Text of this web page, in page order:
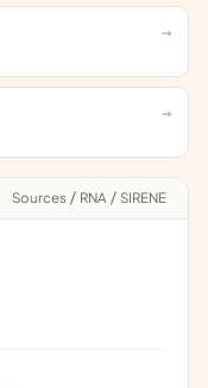
Sources / RNA / SIRENE